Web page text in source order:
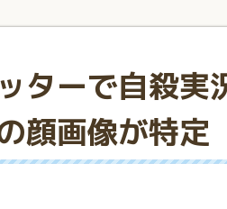
ターで自殺実
顔画像が特定